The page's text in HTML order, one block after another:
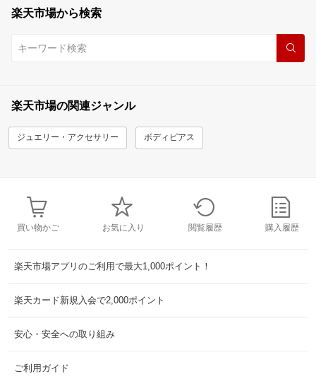
楽天市場から検索
楽天市場の関連ジャンル
ジュエリー・アクセサリー ボディピアス
買い物かご お気に入り 閲覧履歴 購入履歴
楽天市場アプリのご利用で最大1,000ポイント！
楽天カード新規入会で2,000ポイント
安心・安全への取り組み
ご利用ガイド